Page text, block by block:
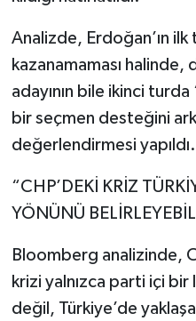
Analizde, Erdoğan’ın
kazanamaması halinde,
adayının bile ikinci
bir seçmen desteğini
değerlendirmesi yapıldı.
“CHP’DEKİ KRİZ
YÖNÜNÜ
Bloomberg analizinde,
krizi yalnızca parti içi bir
değil, Türkiye’de